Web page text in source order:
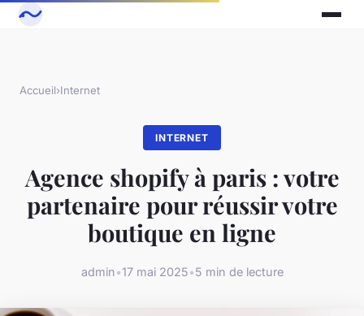
Accueil›Internet
INTERNET
Agence shopify à paris : votre
partenaire pour réussir votre
boutique en ligne
admin•17 mai 2025•5 min de lecture